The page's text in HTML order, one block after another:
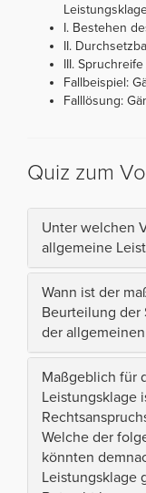
I. Bestehen
II.
III.
Fallbeispiel:
Falllösung:
Quiz zum
Unter welchen
allgemeine
Wann ist der
Beurteilung der
der
Maßgeblich für
Leistungsklage
Welche der
könnten
Leistungsklage